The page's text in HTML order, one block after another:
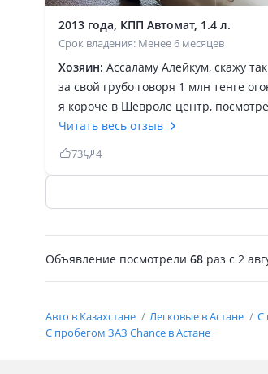
2013 года, КПП Автомат, 1.4 л.
Срок владения: Менее 6 месяцев
Хозяин: Ассаламу Алейкум, скажу
за свой грубо говоря 1 млн тенге
я короче в Шевроле центр,
кобальт, проехал. Цена на него 8.5
поехал купил шанс за 1 млн то же
сути. Но 7.5 млн дешевле. Реально
Все есть то что в кобальт. Самое
автомат. Мотор 200 к привозной как
Нексий. Лучше взять за нал шанс,
любой другой авто. Зато как
Читать весь отзыв
73 4
Объявление посмотрели 68 раз c 2
Авто в Казахстане Легковые в Астане С
С пробегом ЗАЗ Chance в Астане